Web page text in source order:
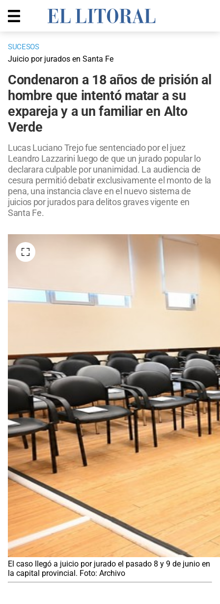
SUCESOS
Juicio por jurados en Santa Fe
Condenaron a 18 años de prisión al
hombre que intentó matar a su
expareja y a un familiar en Alto
Verde
Lucas Luciano Trejo fue sentenciado por el juez
Leandro Lazzarini luego de que un jurado popular lo
declarara culpable por unanimidad. La audiencia de
cesura permitió debatir exclusivamente el monto de la
pena, una instancia clave en el nuevo sistema de
juicios por jurados para delitos graves vigente en
Santa Fe.
El caso llegó a juicio por jurado el pasado 8 y 9 de junio en
la capital provincial. Foto: Archivo